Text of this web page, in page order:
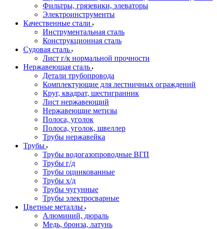
Фильтры, грязевики, элеваторы
Электроинструменты
Качественные стали
Инструментальная сталь
Конструкционная сталь
Судовая сталь
Лист г/к нормальной прочности
Нержавеющая сталь
Детали трубопровода
Комплектующие для лестничных ограждений
Круг, квадрат, шестигранник
Лист нержавеющий
Нержавеющие метизы
Полоса, уголок
Полоса, уголок, швеллер
Трубы нержавейка
Трубы
Трубы водогазопроводные ВГП
Трубы г/д
Трубы оцинкованные
Трубы х/д
Трубы чугунные
Трубы электросварные
Цветные металлы
Алюминий, дюраль
Медь, бронза, латунь